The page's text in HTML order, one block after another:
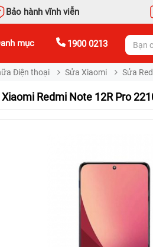
Bảo hành vĩnh viễn
mục 1900 0213
Điện thoại Sửa Xiaomi Sửa
Redmi Note 12R Pro